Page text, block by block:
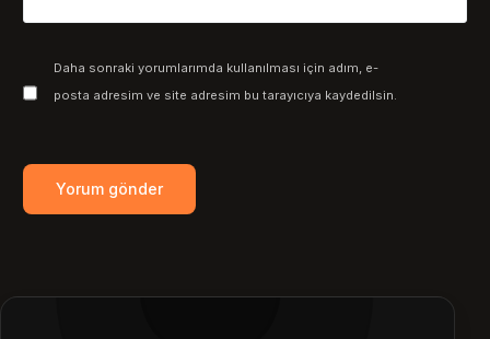
Daha sonraki yorumlarımda kullanılması için adım, e-
posta adresim ve site adresim bu tarayıcıya kaydedilsin.